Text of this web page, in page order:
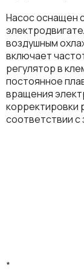
Насос оснащен
воздушным
включает
регулятор в
постоянное
вращения
корректировки
соответствии
*